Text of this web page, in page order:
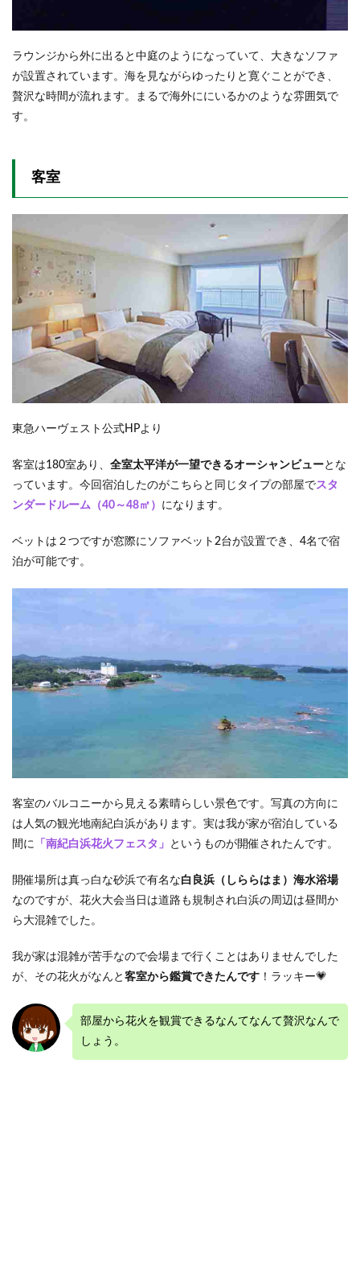
ラウンジから外に出ると中庭のようになっていて、大きなソファ
が設置されています。海を見ながらゆったりと寛ぐことができ、
贅沢な時間が流れます。まるで海外ににいるかのような雰囲気で
す。
客室
東急ハーヴェスト公式HPより
客室は180室あり、 全室太平洋が一望できるオーシャンビューとな
っています。今回宿泊したのがこちらと同じタイプの部屋でスタ
ンダードルーム（40～48㎡） になります。
ベットは２つですが窓際にソファベット2台が設置でき、4名で宿
泊が可能です。
客室のバルコニーから見える素晴らしい景色です。写真の方向に
は人気の観光地南紀白浜があります。実は我が家が宿泊している
間に
「南紀白浜花火フェスタ」 というものが開催されたんです。
開催場所は真っ白な砂浜で有名な白良浜（しららはま）海水浴場
なのですが、花火大会当日は道路も規制され白浜の周辺は昼間か
ら大混雑でした。
我が家は混雑が苦手なので会場まで行くことはありませんでした
が、その花火がなんと 客室から鑑賞できたんです ！ラッキー💗
部屋から花火を観賞できるなんてなんて贅沢なんで
しょう。